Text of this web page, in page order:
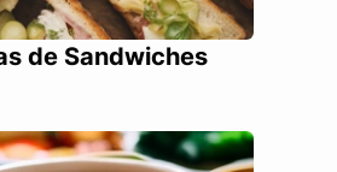
de Sandwiches